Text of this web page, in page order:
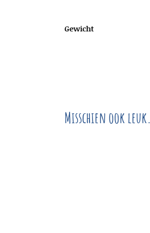
Gewicht
Misschien ook